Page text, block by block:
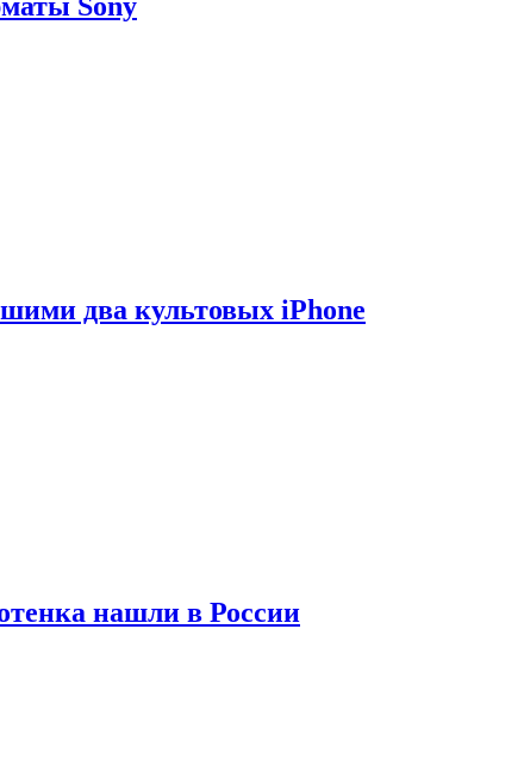
два культовых iPhone
нашли в России